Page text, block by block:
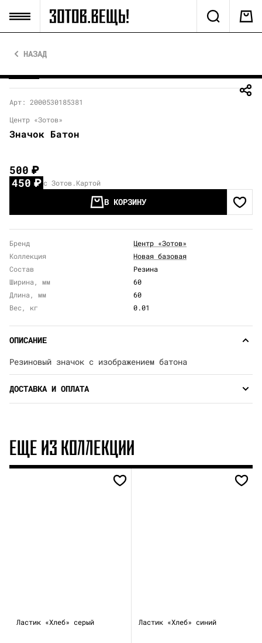
НАЗАД
Арт: 2000530185381
Центр «Зотов»
Значок Батон
500₽
450₽ с Зотов.Картой
В КОРЗИНУ
Бренд
Центр «Зотов»
Коллекция
Новая базовая
Состав
Резина
Ширина, мм
60
Длина, мм
60
Вес, кг
0.01
ОПИСАНИЕ
Резиновый значок с изображением батона
ДОСТАВКА И ОПЛАТА
ЕЩЕ ИЗ КОЛЛЕКЦИИ
Ластик «Хлеб» серый Ластик «Хлеб» синий